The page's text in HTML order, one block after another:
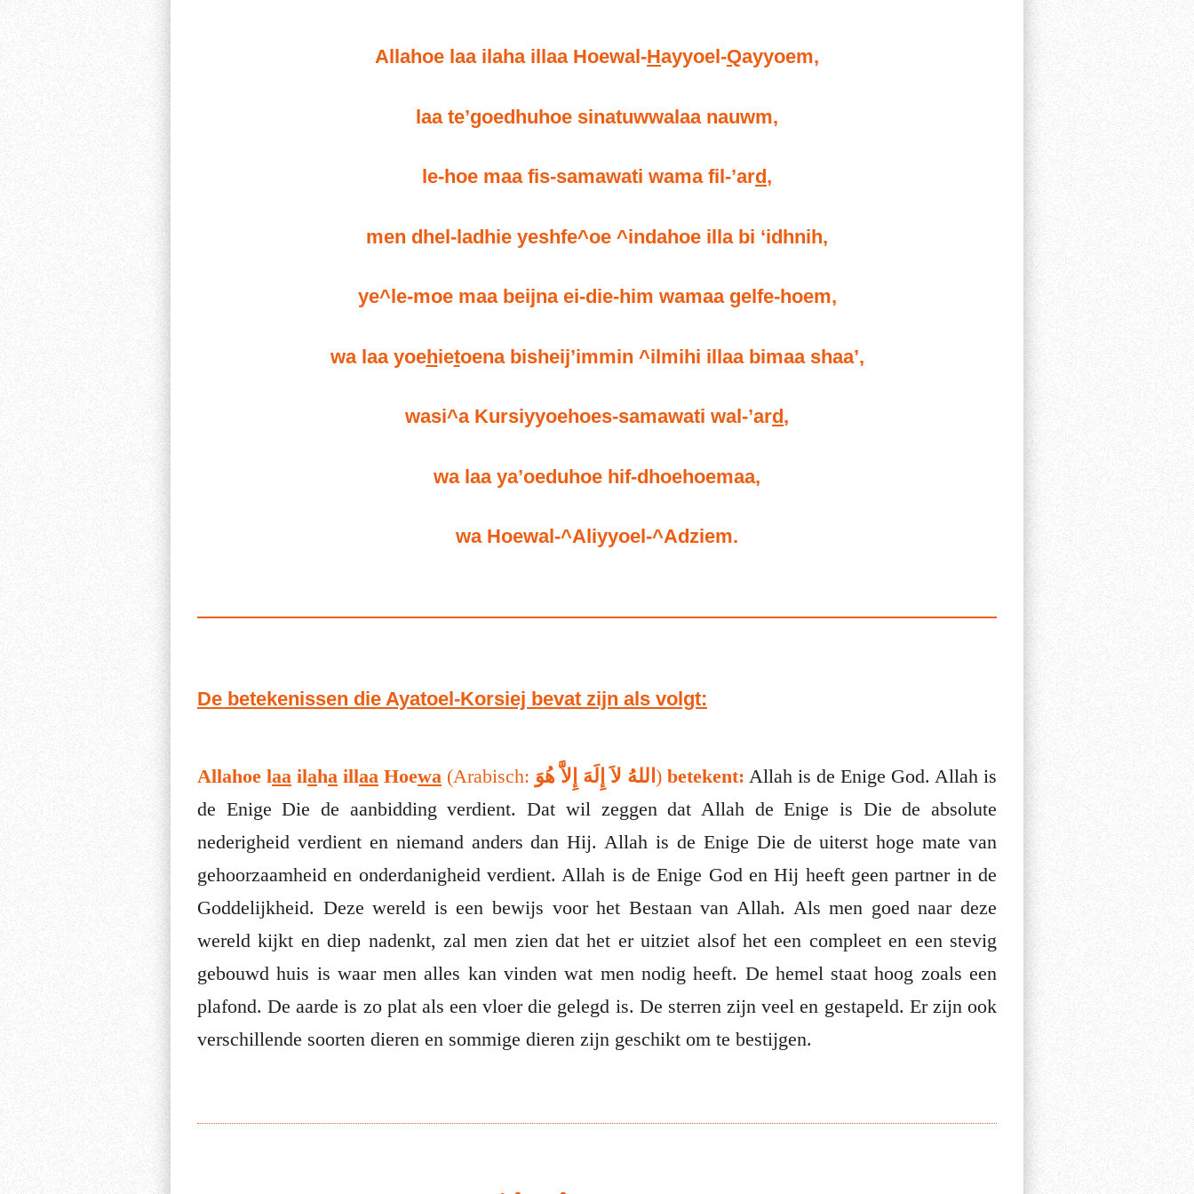
s
Allahoe laa ilaha illaa Hoewal-Hayyoel-Qayyoem,
laa te’goedhuhoe sinatuwwalaa nauwm,
le-hoe maa fis-samawati wama fil-’ard,
men dhel-ladhie yeshfe^oe ^indahoe illa bi ‘idhnih,
ye^le-moe maa beijna ei-die-him wamaa gelfe-hoem,
wa laa yoehietoena bisheij’immin ^ilmihi illaa bimaa shaa’,
wasi^a Kursiyyoehoes-samawati wal-’ard,
wa laa ya’oeduhoe hif-dhoehoemaa,
wa Hoewal-^Aliyyoel-^Adziem.
De betekenissen die Ayatoel-Korsiej bevat zijn als volgt:
Allahoe laa ilaha illaa Hoewa (Arabisch: اللهُ لاَ إِلَهَ إِلاَّ هُوَ ) betekent: Allah is de Enige God. Allah is
de Enige Die de aanbidding verdient. Dat wil zeggen dat Allah de Enige is Die de absolute
nederigheid verdient en niemand anders dan Hij. Allah is de Enige Die de uiterst hoge mate van
gehoorzaamheid en onderdanigheid verdient. Allah is de Enige God en Hij heeft geen partner in de
Goddelijkheid. Deze wereld is een bewijs voor het Bestaan van Allah. Als men goed naar deze
wereld kijkt en diep nadenkt, zal men zien dat het er uitziet alsof het een compleet en een stevig
gebouwd huis is waar men alles kan vinden wat men nodig heeft. De hemel staat hoog zoals een
plafond. De aarde is zo plat als een vloer die gelegd is. De sterren zijn veel en gestapeld. Er zijn ook
verschillende soorten dieren en sommige dieren zijn geschikt om te bestijgen.